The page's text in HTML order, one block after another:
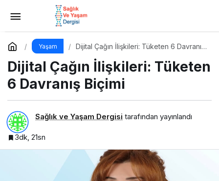
Yaşam
Dijital Çağın İlişkileri: Tüketen 6 Davranış
Dijital Çağın İlişkileri: Tüketen
6 Davranış Biçimi
Sağlık ve Yaşam Dergisi tarafından yayınlandı
3dk, 21sn
Yaz Tatiline Sağlıklı Bir Başlangıç İçin
Beslenme
Yorum Yap